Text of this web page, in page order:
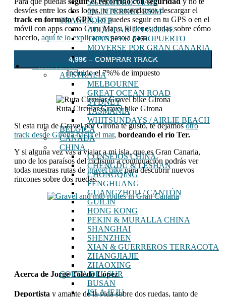
5% SEGURO VIAJE
5% INTERNET ESIM
TRANSPORTE
ALQUILAR UN COCHE
TRANSFER AEROPUERTO
MOVERSE POR GRAN CANARIA
VISITAR OTRA ISLA
+ DESTINOS
AUSTRALIA
MELBOURNE
GREAT OCEAN ROAD
SYDNEY
TASMANIA
WHITSUNDAYS / AIRLIE BEACH
BÉLGICA
CANADÁ
CHINA
CONSEJOS CHINA
CHENGDU & LESHAN
CHONGQING
FENGHUANG
GUANGZHOU / CANTÓN
GUILIN
HONG KONG
PEKIN & MURALLA CHINA
SHANGHAI
SHENZHEN
XIAN & GUERREROS TERRACOTA
ZHANGJIAJIE
ZHAOXING
COREA DEL SUR
BUSAN
ISLA JEJU
desvíes entre los dos loops, te recomendamos descargar el
track en formato .GPX. Lo puedes seguir en tu GPS o en el
móvil con apps como Guru Maps. Si tienes dudas sobre cómo
hacerlo, aquí te lo explicamospaso a paso.
4,99€ – COMPRAR TRACK
Incluido el 7%% de impuesto
Ruta Circular Gravel bike Girona
Si esta ruta de Gravel por Girona te gustó, te dejamosotro
track desde Girona hacia el mar, bordeando el río Ter.
Y si alguna vez vas a viajar a mi isla, que es Gran Canaria,
uno de los paraísos del ciclismo a continuación podrás ver
todas nuestras rutas de gravel bikepara descubrir nuevos
rincones sobre dos ruedas.
Acerca de Jorge Toledo López
Deportista y amante de la vida sobre dos ruedas, tanto de